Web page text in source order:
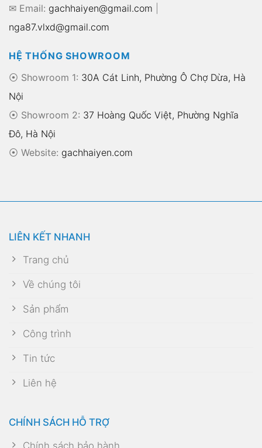
✉ Email: gachhaiyen@gmail.com
nga87.vlxd@gmail.com
HỆ THỐNG SHOWROOM
⦿ Showroom 1: 30A Cát Linh, Phường Ô Chợ Dừa, Hà
Nội
⦿ Showroom 2: 37 Hoàng Quốc Việt, Phường Nghĩa
Đô, Hà Nội
⦿ Website: gachhaiyen.com
LIÊN KẾT NHANH
Trang chủ
Về chúng tôi
Sản phẩm
Công trình
Tin tức
Liên hệ
CHÍNH SÁCH HỖ TRỢ
Chính sách bảo hành